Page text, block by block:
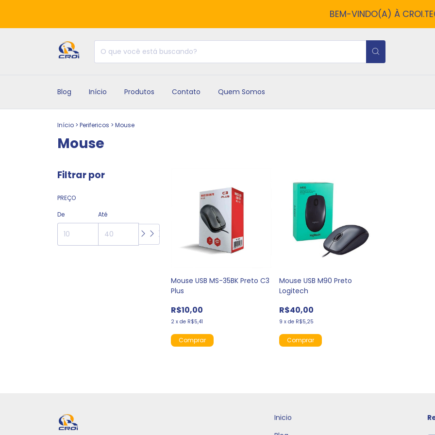
BEM-VINDO(A) À CROI.TECH!
Blog Início Produtos Contato Quem Somos
Início > Perifericos > Mouse
Mouse
Filtrar por
PREÇO
De
Até
Mouse USB MS-35BK Preto C3
Plus
R$10,00
2 xde R$5,41
Mouse USB M90 Preto
Logitech
R$40,00
9 x de R$5,25
Inicio